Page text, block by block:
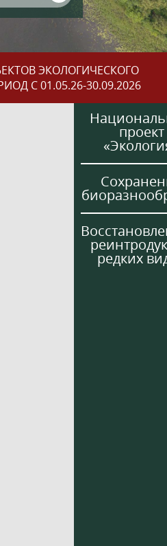
ЭКОЛОГИЧЕСКОГО
С 01.05.26-30.09.2026
проект
редких